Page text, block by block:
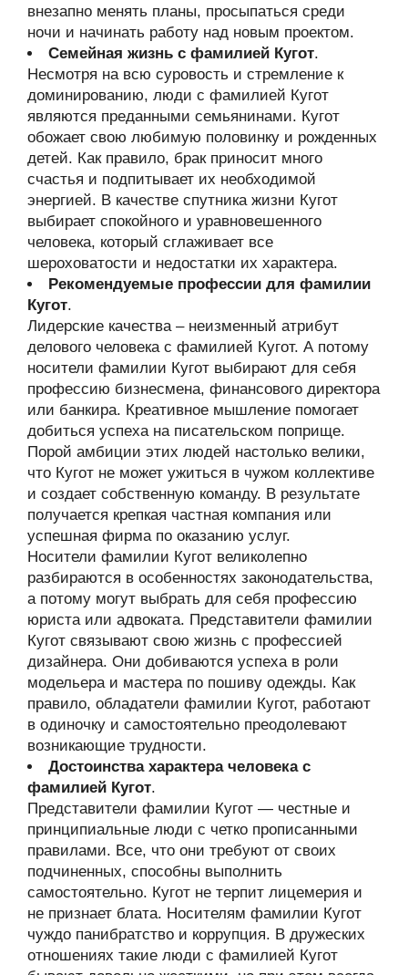
внезапно менять планы, просыпаться среди
ночи и начинать работу над новым проектом.
Семейная жизнь с фамилией Кугот.
Несмотря на всю суровость и стремление к
доминированию, люди с фамилией Кугот
являются преданными семьянинами. Кугот
обожает свою любимую половинку и рожденных
детей. Как правило, брак приносит много
счастья и подпитывает их необходимой
энергией. В качестве спутника жизни Кугот
выбирает спокойного и уравновешенного
человека, который сглаживает все
шероховатости и недостатки их характера.
Рекомендуемые профессии для фамилии
Кугот.
Лидерские качества – неизменный атрибут
делового человека с фамилией Кугот. А потому
носители фамилии Кугот выбирают для себя
профессию бизнесмена, финансового директора
или банкира. Креативное мышление помогает
добиться успеха на писательском поприще.
Порой амбиции этих людей настолько велики,
что Кугот не может ужиться в чужом коллективе
и создает собственную команду. В результате
получается крепкая частная компания или
успешная фирма по оказанию услуг.
Носители фамилии Кугот великолепно
разбираются в особенностях законодательства,
а потому могут выбрать для себя профессию
юриста или адвоката. Представители фамилии
Кугот связывают свою жизнь с профессией
дизайнера. Они добиваются успеха в роли
модельера и мастера по пошиву одежды. Как
правило, обладатели фамилии Кугот, работают
в одиночку и самостоятельно преодолевают
возникающие трудности.
Достоинства характера человека с
фамилией Кугот.
Представители фамилии Кугот — честные и
принципиальные люди с четко прописанными
правилами. Все, что они требуют от своих
подчиненных, способны выполнить
самостоятельно. Кугот не терпит лицемерия и
не признает блата. Носителям фамилии Кугот
чуждо панибратство и коррупция. В дружеских
отношениях такие люди с фамилией Кугот